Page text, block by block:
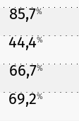
85,7%
44,4%
66,7%
69,2%